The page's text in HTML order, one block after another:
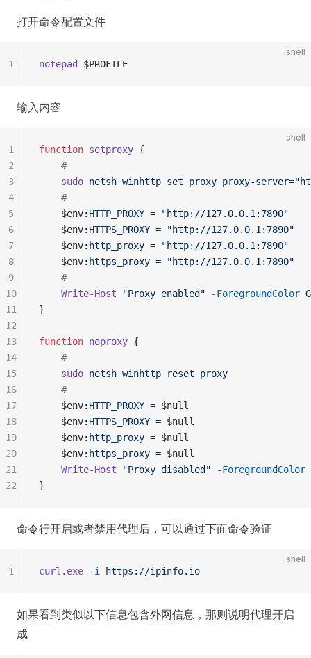
打开命令配置文件
shell
notepad $PROFILE
1
输入内容
shell
function setproxy {
    #
    sudo
netsh winhttp set proxy proxy-
    #
    $env
:HTTP_PROXY = "http://127.0.0.1:7890"
    $env
:HTTPS_PROXY = "http://127.0.0.1:7890"
    $env
:http_proxy = "http://127.0.0.1:7890"
    $env
:https_proxy = "http://127.0.0.1:7890"
    #
    Write-Host
"Proxy enabled" -ForegroundColor
}
function noproxy {
    #
    sudo
netsh winhttp reset proxy
    #
    $env
:HTTP_PROXY = $null
    $env
:HTTPS_PROXY = $null
    $env
:http_proxy = $null
    $env
:https_proxy = $null
    Write-Host
"Proxy disabled" -ForegroundColor
}
1
2
3
4
5
6
7
8
9
10
11
12
13
14
15
16
17
18
19
20
21
22
命令行开启或者禁用代理后，可以通过下面命令验证
shell
curl.exe -i https://ipinfo.io
1
如果看到类似以下信息包含外网信息，那则说明代理开启
成